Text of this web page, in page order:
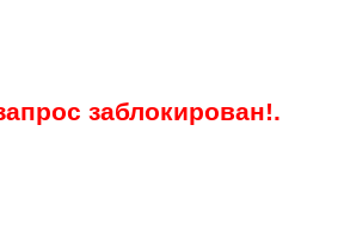
заблокирован!.